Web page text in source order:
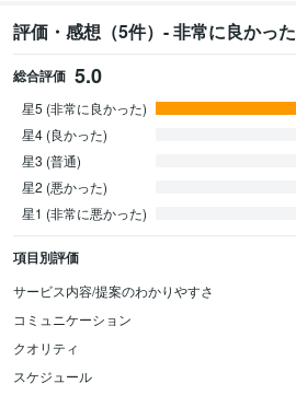
評価・感想（5件）- 非常に良かった
総合評価 5.0
星5 (非常に良かった)
星4 (良かった)
星3 (普通)
星2 (悪かった)
星1 (非常に悪かった)
項目別評価
サービス内容/提案のわかりやすさ
コミュニケーション
クオリティ
スケジュール